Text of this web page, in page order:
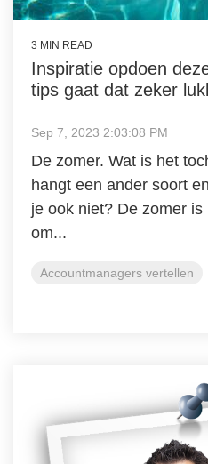
3 MIN READ
Inspiratie opdoen
tips gaat dat zeker
Sep 7, 2023 2:03:08 PM
De zomer. Wat is het
hangt een ander soort
je ook niet? De zomer
om...
Accountmanagers vertellen